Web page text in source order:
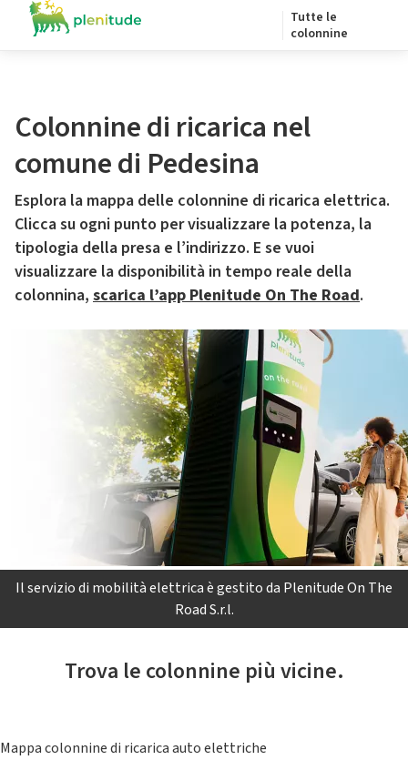
Tutte le
colonnine
Colonnine di ricarica nel
comune di Pedesina
Esplora la mappa delle colonnine di ricarica elettrica.
Clicca su ogni punto per visualizzare la potenza, la
tipologia della presa e l’indirizzo. E se vuoi
visualizzare la disponibilità in tempo reale della
colonnina, scarica l’app Plenitude On The Road.
Il servizio di mobilità elettrica è gestito da Plenitude On The
Road S.r.l.
Trova le colonnine più vicine.
Mappa colonnine di ricarica auto elettriche